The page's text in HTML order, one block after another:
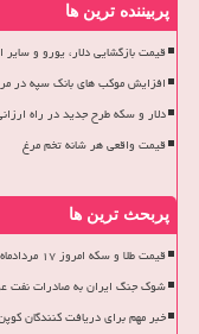
پربیننده ترین ها
قیمت بازگشایی دلار، یورو و سایر ارزها امروز ۱۳
افزایش موکب های بانک سپه در
دلار و سکه طرح جدید در راه
قیمت واقعی هر شانه تخم مرغ
پربحث ترین ها
قیمت طلا و سکه امروز ۱۷ مردادماه ۱۴۰۵
شوک جنگ ایران به صادرات نفت
خبر مهم برای دریافت کنندگان